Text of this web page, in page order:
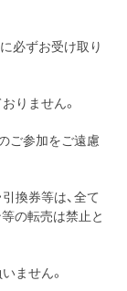
必ずお受け取り
りません。
ご参加をご遠慮
換券等は、全て
の転売は禁止と
ません。